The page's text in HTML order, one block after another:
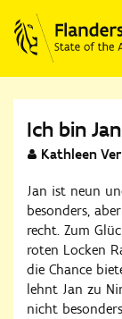
Ich bin
Kathleen
Jan ist neun
besonders,
recht. Zum
roten Locken
die Chance
lehnt Jan zu
nicht